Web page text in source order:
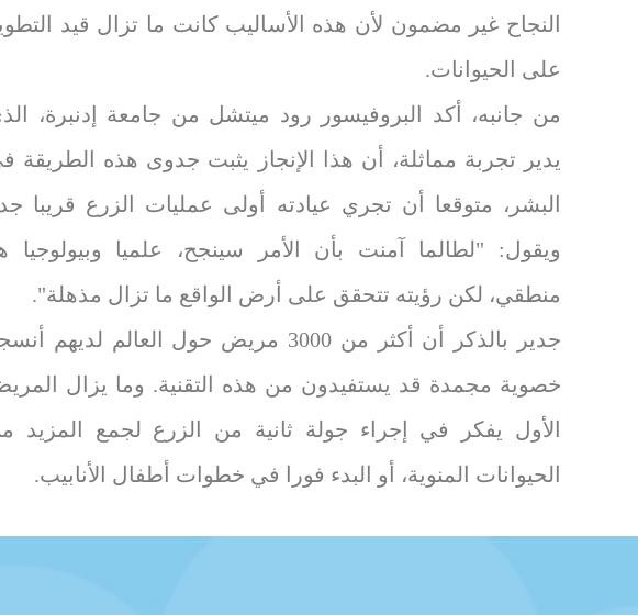
النجاح غير مضمون لأن هذه الأساليب كانت ما تزال قيد
على الحيوانات.
من جانبه، أكد البروفيسور رود ميتشل من جامعة إدنبرة،
يدير تجربة مماثلة، أن هذا الإنجاز يثبت جدوى هذه الطريقة
البشر، متوقعا أن تجري عيادته أولى عمليات الزرع قريبا
ويقول: "لطالما آمنت بأن الأمر سينجح، علميا وبيولوجيا
منطقي، لكن رؤيته تتحقق على أرض الواقع ما تزال مذهلة".
جدير بالذكر أن أكثر من 3000 مريض حول العالم لديهم
خصوية مجمدة قد يستفيدون من هذه التقنية. وما يزال
الأول يفكر في إجراء جولة ثانية من الزرع لجمع المزيد
الحيوانات المنوية، أو البدء فورا في خطوات أطفال الأنابيب.